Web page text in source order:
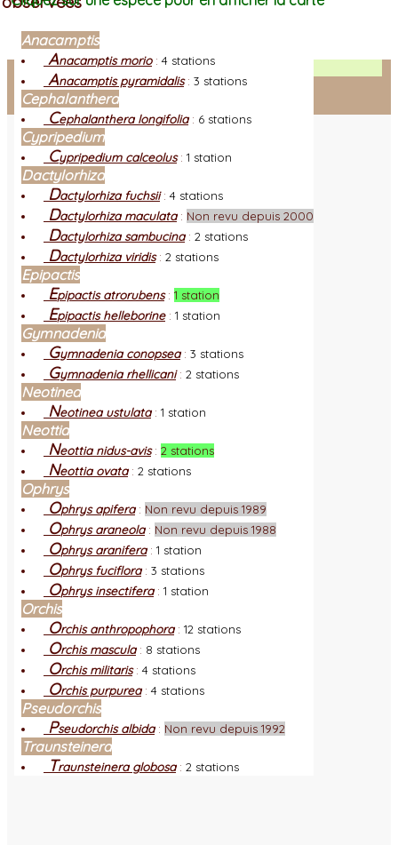
Facebook
Connexion adhérent
Anacamptis
Anacamptis morio: 4 stations
Anacamptis pyramidalis: 3 stations
Cephalanthera
Cephalanthera longifolia: 6 stations
Cypripedium
Cypripedium calceolus: 1 station
Dactylorhiza
Dactylorhiza fuchsii: 4 stations
Dactylorhiza maculata: Non revu depuis 2000
Dactylorhiza sambucina: 2 stations
Dactylorhiza viridis: 2 stations
Epipactis
Epipactis atrorubens: 1 station
Epipactis helleborine: 1 station
Gymnadenia
Gymnadenia conopsea: 3 stations
Gymnadenia rhellicani: 2 stations
Neotinea
Neotinea ustulata: 1 station
Neottia
Neottia nidus-avis: 2 stations
Neottia ovata: 2 stations
Ophrys
Ophrys apifera: Non revu depuis 1989
Ophrys araneola: Non revu depuis 1988
Ophrys aranifera: 1 station
Ophrys fuciflora: 3 stations
Ophrys insectifera: 1 station
Orchis
Orchis anthropophora: 12 stations
Orchis mascula: 8 stations
Orchis militaris: 4 stations
Orchis purpurea: 4 stations
Pseudorchis
Pseudorchis albida: Non revu depuis 1992
Traunsteinera
Traunsteinera globosa: 2 stations